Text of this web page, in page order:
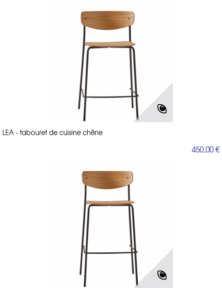
LEA - tabouret de cuisine chêne
450,00 €